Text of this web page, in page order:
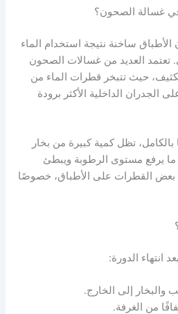
غسالة الصحون؟
ساخنة نتيجة استخدام الماء
العديد من غسالات الصحون
حيث تتبخر قطرات الماء من
الجدران الداخلية الأكثر برودة
تظل كمية كبيرة من بخار
ما يرفع مستوى الرطوبة ويبطئ
بعض القطرات على الأطباق، خصوصًا
انتهاء الدورة:
والبخار إلى الخارج.
من الغرفة.